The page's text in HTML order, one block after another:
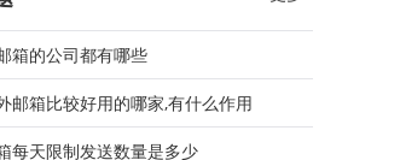
箱的公司都有哪些
邮箱比较好用的哪家,有什么作用
每天限制发送数量是多少